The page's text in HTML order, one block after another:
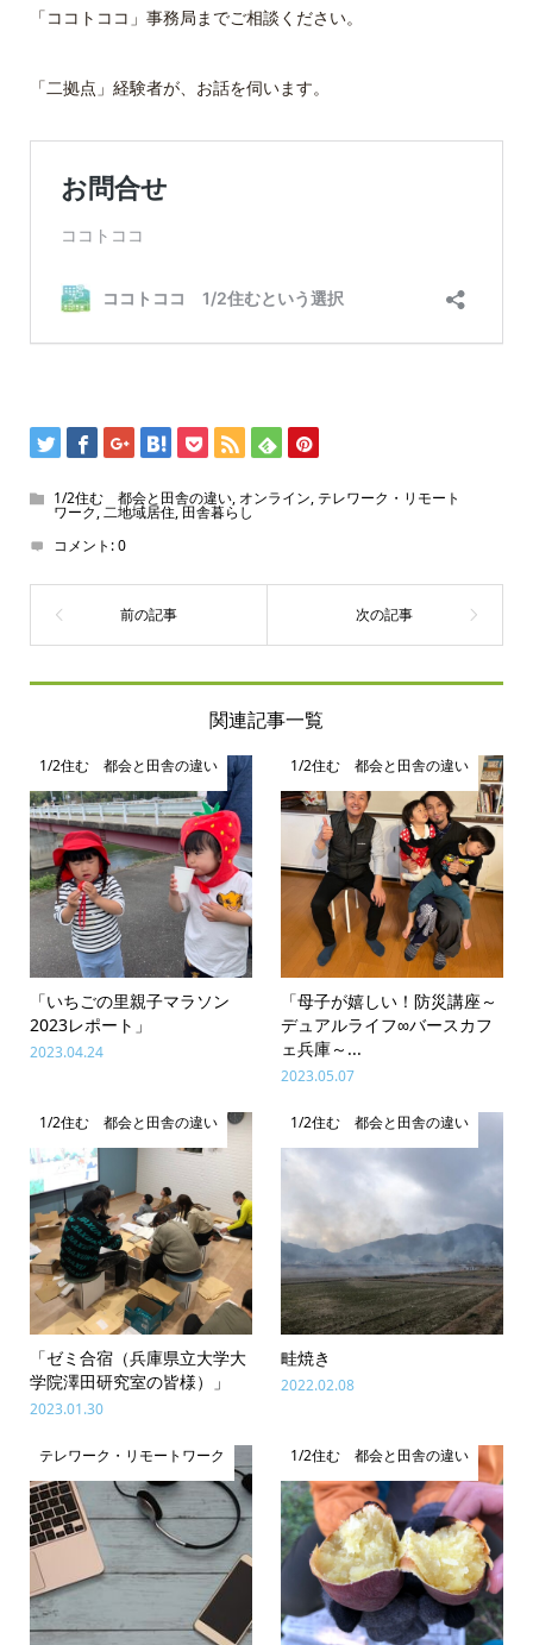
「ココトココ」事務局までご相談ください。
「二拠点」経験者が、お話を伺います。
1/2住む 都会と田舎の違い, オンライン,テレワーク・リモート
ワーク,二地域居住,田舎暮らし
コメント:0
関連記事一覧
1/2住む 都会と田舎の違い
「いちごの里親子マラソン
2023レポート」
2023.04.24
1/2住む 都会と田舎の違い
「母子が嬉しい！防災講座～
デュアルライフ∞バースカフ
ェ兵庫～...
2023.05.07
1/2住む 都会と田舎の違い
「ゼミ合宿（兵庫県立大学大
学院澤田研究室の皆様）」
2023.01.30
1/2住む 都会と田舎の違い
畦焼き
2022.02.08
テレワーク・リモートワーク 1/2住む 都会と田舎の違い